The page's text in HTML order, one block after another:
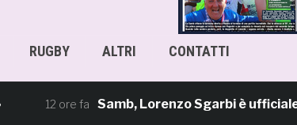
RUGBY ALTRI CONTATTI
12 ore fa Samb, Lorenzo Sgarbi è ufficiale: